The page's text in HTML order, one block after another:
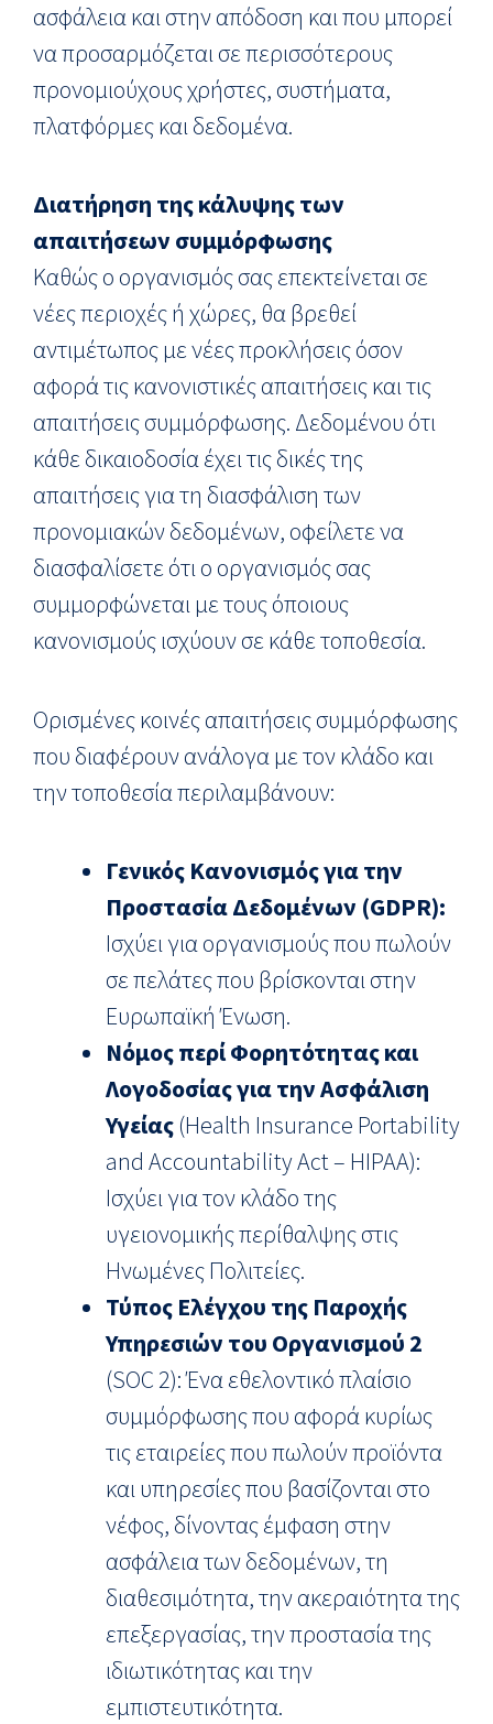
ασφάλεια και στην απόδοση και που μπορεί
να προσαρμόζεται σε περισσότερους
προνομιούχους χρήστες, συστήματα,
πλατφόρμες και δεδομένα.
Διατήρηση της κάλυψης των
απαιτήσεων συμμόρφωσης
Καθώς ο οργανισμός σας επεκτείνεται σε
νέες περιοχές ή χώρες, θα βρεθεί
αντιμέτωπος με νέες προκλήσεις όσον
αφορά τις κανονιστικές απαιτήσεις και τις
απαιτήσεις συμμόρφωσης. Δεδομένου ότι
κάθε δικαιοδοσία έχει τις δικές της
απαιτήσεις για τη διασφάλιση των
προνομιακών δεδομένων, οφείλετε να
διασφαλίσετε ότι ο οργανισμός σας
συμμορφώνεται με τους όποιους
κανονισμούς ισχύουν σε κάθε τοποθεσία.
Ορισμένες κοινές απαιτήσεις συμμόρφωσης
που διαφέρουν ανάλογα με τον κλάδο και
την τοποθεσία περιλαμβάνουν:
Γενικός Κανονισμός για την
Προστασία Δεδομένων (GDPR):
Ισχύει για οργανισμούς που πωλούν
σε πελάτες που βρίσκονται στην
Ευρωπαϊκή Ένωση.
Νόμος περί Φορητότητας και
Λογοδοσίας για την Ασφάλιση
Υγείας (Health Insurance Portability
and Accountability Act – HIPAA):
Ισχύει για τον κλάδο της
υγειονομικής περίθαλψης στις
Ηνωμένες Πολιτείες.
Τύπος Ελέγχου της Παροχής
Υπηρεσιών του Οργανισμού 2
(SOC 2): Ένα εθελοντικό πλαίσιο
συμμόρφωσης που αφορά κυρίως
τις εταιρείες που πωλούν προϊόντα
και υπηρεσίες που βασίζονται στο
νέφος, δίνοντας έμφαση στην
ασφάλεια των δεδομένων, τη
διαθεσιμότητα, την ακεραιότητα της
επεξεργασίας, την προστασία της
ιδιωτικότητας και την
εμπιστευτικότητα.